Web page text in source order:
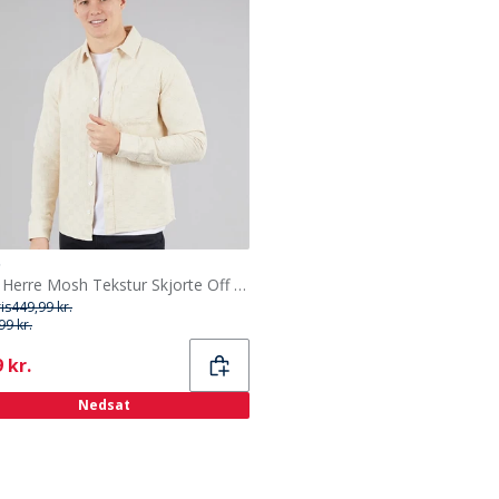
C.R.C. Herre Mosh Tekstur Skjorte Off White Offwhite
449,99 kr.
kr.
kr.
Nedsat